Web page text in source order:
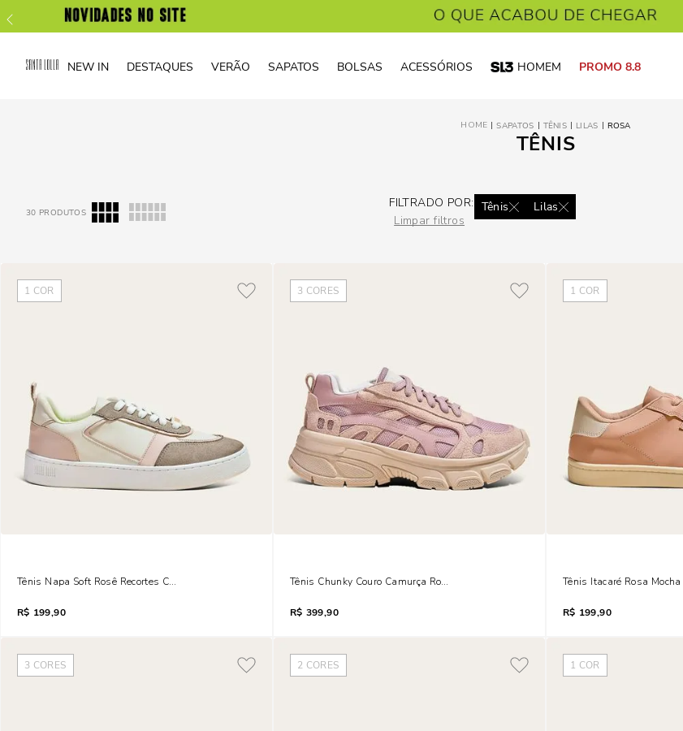
NEW IN DESTAQUES VERÃO SAPATOS BOLSAS ACESSÓRIOS HOMEM PROMO 8.8
SAPATOS TÊNIS LILAS ROSA
TÊNIS
30 PRODUTOS
FILTRADO POR:
Limpar filtros
Tênis Lilas
1 COR
Tênis Napa Soft Rosê Recortes Camurça
R$ 199,90
3 CORES
Tênis Chunky Couro Camurça Rosa Quartzo Mesh
R$ 399,90
1 COR
Tênis Itacaré Rosa Mocha
R$ 199,90
3 CORES 2 CORES 1 COR